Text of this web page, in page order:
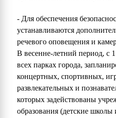
- Для обеспечения
устанавливаются
речевого оповещения и
В весенне-летний период, с
всех парках города,
концертных, спортивных,
развлекательных и
которых задействованы
образования (детские школы